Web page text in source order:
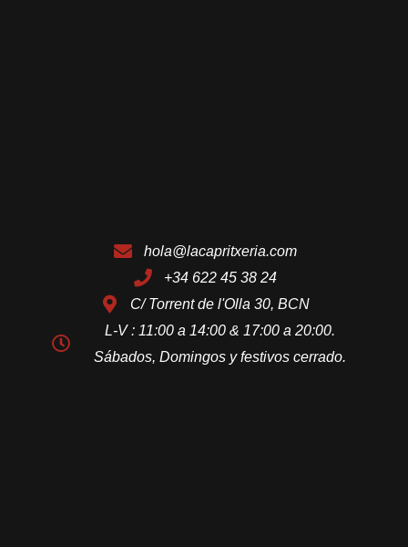
hola@lacapritxeria.com
+34 622 45 38 24
C/ Torrent de l'Olla 30, BCN
L-V : 11:00 a 14:00 & 17:00 a 20:00.
Sábados, Domingos y festivos cerrado.